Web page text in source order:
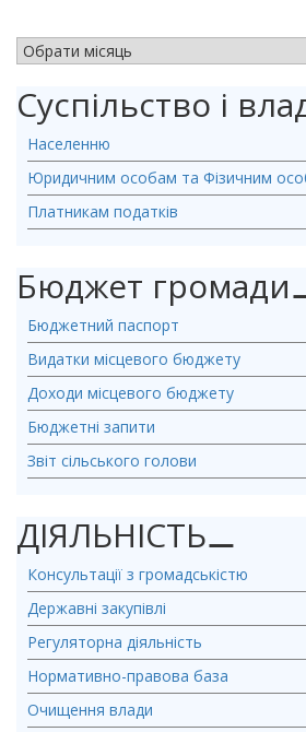
Суспільство і
Населенню
Юридичним особам та Фізичним
Платникам податків
Бюджет громади
Бюджетний паспорт
Видатки місцевого бюджету
Доходи місцевого бюджету
Бюджетні запити
Звіт сільського голови
ДІЯЛЬНІСТЬ⚊
Консультації з громадськістю
Державні закупівлі
Регуляторна діяльність
Нормативно-правова база
Очищення влади